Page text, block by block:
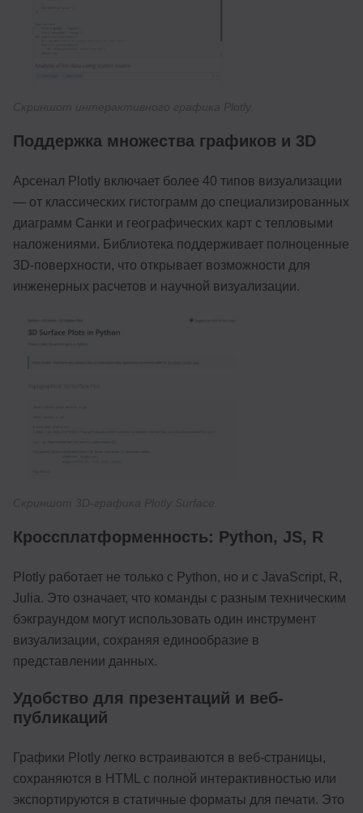
Поддержка множества графиков и 3D
Арсенал Plotly включает более 40 типов визуализации
— от классических гистограмм до специализированных
диаграмм Санки и географических карт с тепловыми
наложениями. Библиотека поддерживает полноценные
3D-поверхности, что открывает возможности для
инженерных расчетов и научной визуализации.
Кроссплатформенность: Python, JS, R
Plotly работает не только с Python, но и с JavaScript, R,
Julia. Это означает, что команды с разным техническим
бэкграундом могут использовать один инструмент
визуализации, сохраняя единообразие в
представлении данных.
Удобство для презентаций и веб-
публикаций
Графики Plotly легко встраиваются в веб-страницы,
сохраняются в HTML с полной интерактивностью или
экспортируются в статичные форматы для печати. Это